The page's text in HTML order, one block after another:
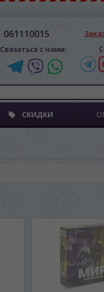
061110015
Связаться с нами:
СКИДКИ